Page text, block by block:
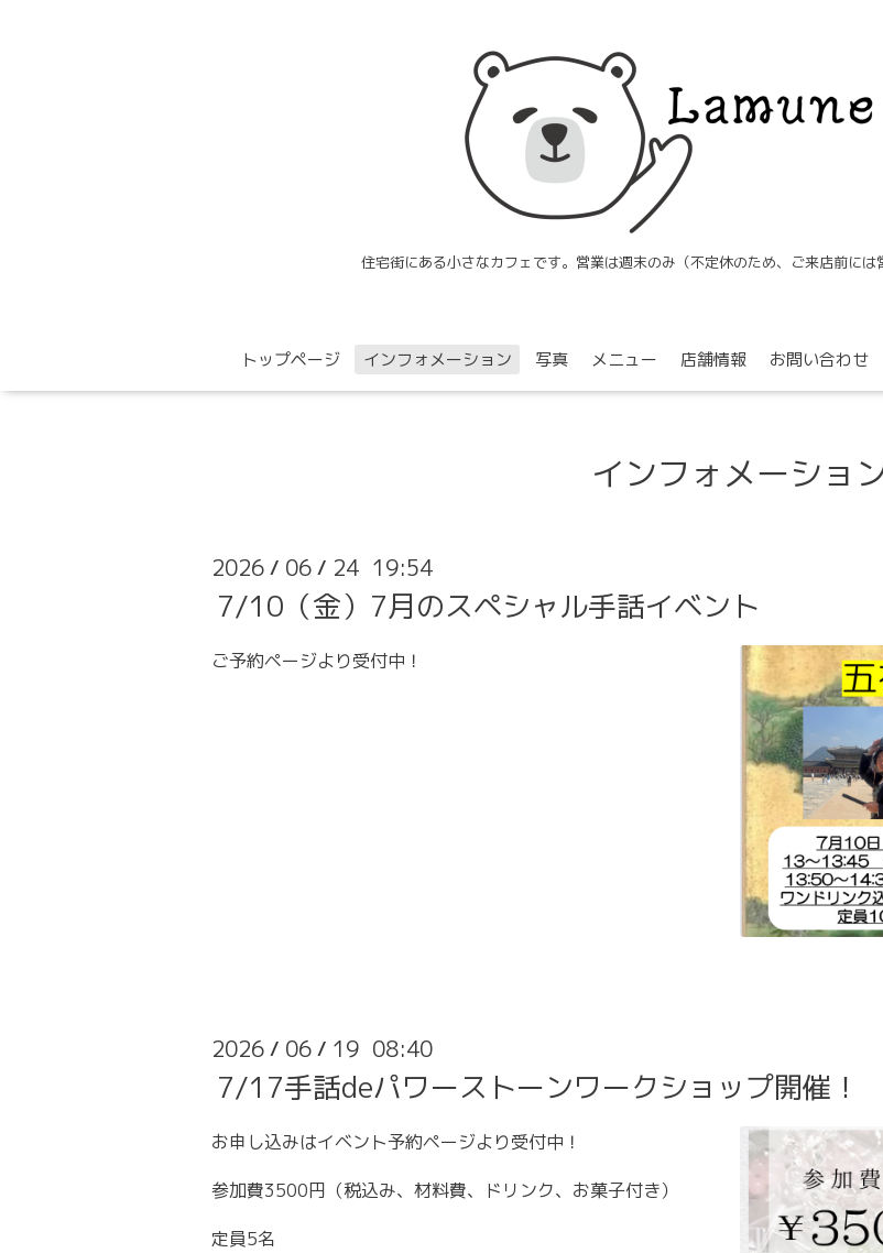
住宅街にある小さなカフェです。営業は週末のみ（不定休のため、ご来店前には
トップページ インフォメーション 写真 メニュー 店舗情報 お問い合わせ
インフォメーショ
2026 / 06 / 24 19:54
7/10（金）7月のスペシャル手話イベント
ご予約ページより受付中！
2026 / 06 / 19 08:40
7/17手話deパワーストーンワークショップ開催！
お申し込みはイベント予約ページより受付中！
参加費3500円（税込み、材料費、ドリンク、お菓子付き）
定員5名